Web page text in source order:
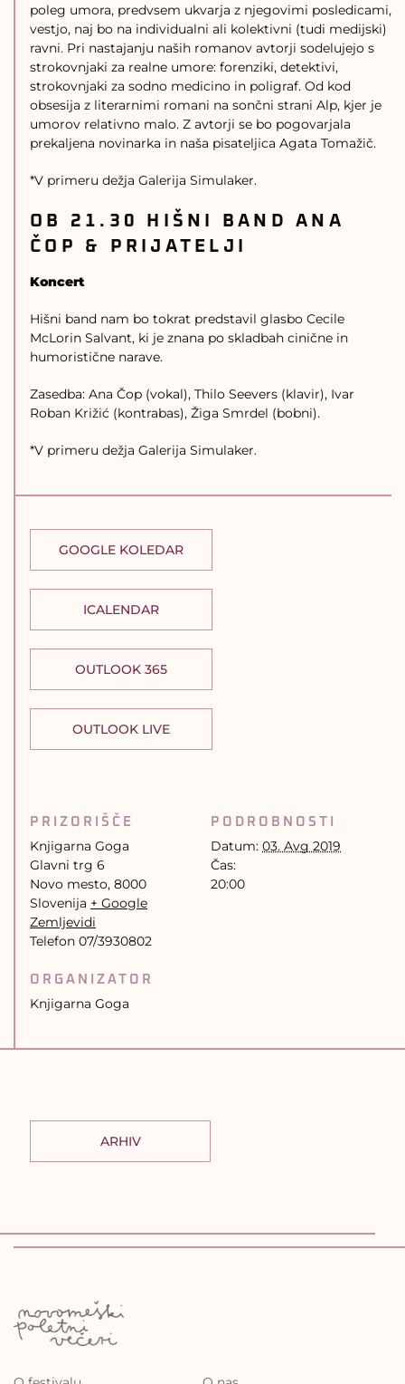
poleg umora, predvsem ukvarja z njegovimi posledicami,
vestjo, naj bo na individualni ali kolektivni (tudi medijski)
ravni. Pri nastajanju naših romanov avtorji sodelujejo s
strokovnjaki za realne umore: forenziki, detektivi,
strokovnjaki za sodno medicino in poligraf. Od kod
obsesija z literarnimi romani na sončni strani Alp, kjer je
umorov relativno malo. Z avtorji se bo pogovarjala
prekaljena novinarka in naša pisateljica Agata Tomažič.
*V primeru dežja Galerija Simulaker.
OB 21.30
HIŠNI BAND ANA
ČOP & PRIJATELJI
Koncert
Hišni band nam bo tokrat predstavil glasbo Cecile
McLorin Salvant, ki je znana po skladbah cinične in
humoristične narave.
Zasedba: Ana Čop (vokal), Thilo Seevers (klavir), Ivar
Roban Križić (kontrabas), Žiga Smrdel (bobni).
*V primeru dežja Galerija Simulaker.
PODROBNOSTI
Datum: 03. Avg 2019
Čas:
20:00
PRIZORIŠČE
Knjigarna Goga
Glavni trg 6
Novo mesto, 8000
Slovenija + Google
Zemljevidi
Telefon 07/3930802
ORGANIZATOR
Knjigarna Goga
GOOGLE KOLEDAR
ICALENDAR
OUTLOOK 365
OUTLOOK LIVE
ARHIV